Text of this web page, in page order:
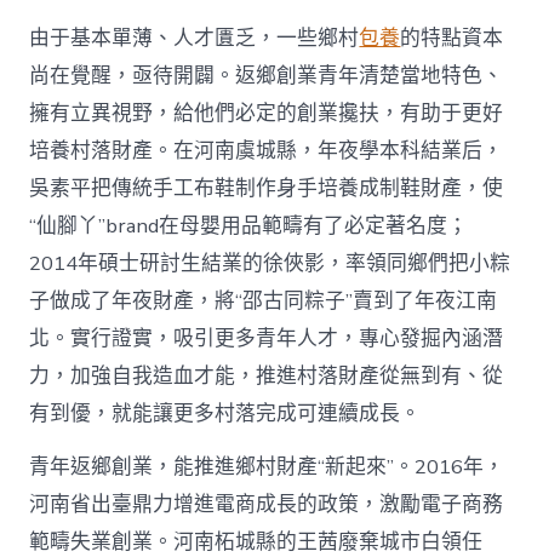
中
由于基本單薄、人才匱乏，一些鄉村包養的特點資本
尚在覺醒，亟待開闢。返鄉創業青年清楚當地特色、
擁有立異視野，給他們必定的創業攙扶，有助于更好
培養村落財產。在河南虞城縣，年夜學本科結業后，
吳素平把傳統手工布鞋制作身手培養成制鞋財產，使
“仙腳丫”brand在母嬰用品範疇有了必定著名度；
2014年碩士研討生結業的徐俠影，率領同鄉們把小粽
子做成了年夜財產，將“邵古同粽子”賣到了年夜江南
北。實行證實，吸引更多青年人才，專心發掘內涵潛
力，加強自我造血才能，推進村落財產從無到有、從
有到優，就能讓更多村落完成可連續成長。
青年返鄉創業，能推進鄉村財產“新起來”。2016年，
河南省出臺鼎力增進電商成長的政策，激勵電子商務
範疇失業創業。河南柘城縣的王茜廢棄城市白領任